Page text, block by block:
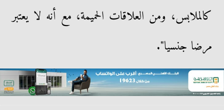
كالملابس، ومن العلاقات الحميمة، مع أنه لا يعتبر
مرضا جنسيا".